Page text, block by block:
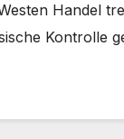
Handel
Kontrolle